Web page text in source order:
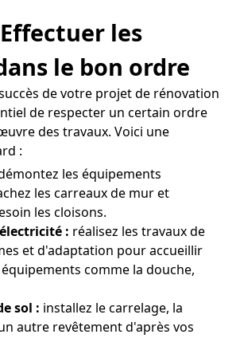
les
le bon ordre
de votre projet de rénovation
de respecter un certain ordre
des travaux. Voici une
:
les équipements
les carreaux de mur et
les cloisons.
: réalisez les travaux de
et d'adaptation pour accueillir
comme la douche,
sol : installez le carrelage, la
autre revêtement d'après vos